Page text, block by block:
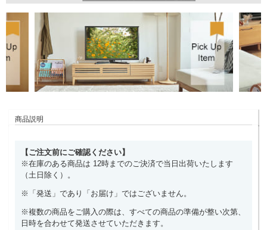
商品説明
【ご注文前にご確認ください】
※在庫のある商品は 12時までのご決済で当日出荷いたします
（土日除く）。
※「発送」であり「お届け」ではございません。
※複数の商品をご購入の際は、すべての商品の準備が整い次第、
日時を合わせて発送させていただきます。